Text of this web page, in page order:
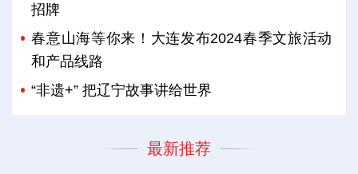
招牌
春意山海等你来！大连发布2024春季文旅活动
和产品线路
“非遗+” 把辽宁故事讲给世界
最新推荐